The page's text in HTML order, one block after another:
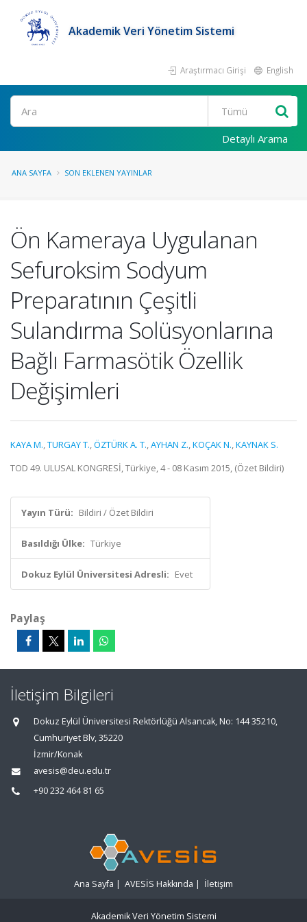
Akademik Veri Yönetim Sistemi
Araştırmacı Girişi English
Ara
Detaylı Arama
ANA SAYFA SON EKLENEN YAYINLAR
Ön Kameraya Uygulanan
Sefuroksim Sodyum
Preparatının Çeşitli
Sulandırma Solüsyonlarına
Bağlı Farmasötik Özellik
Değişimleri
KAYA M.,TURGAY T.,ÖZTÜRK A. T.,AYHAN Z.,KOÇAK N.,KAYNAK S.
TOD 49. ULUSAL KONGRESİ, Türkiye, 4 - 08 Kasım 2015, (Özet Bildiri)
Yayın Türü: Bildiri / Özet Bildiri
Basıldığı Ülke: Türkiye
Dokuz Eylül Üniversitesi Adresli: Evet
Paylaş
İletişim Bilgileri
Dokuz Eylül Üniversitesi Rektörlüğü Alsancak, No: 144 35210,
Cumhuriyet Blv, 35220
İzmir/Konak
avesis@deu.edu.tr
+90 232 464 81 65
Ana Sayfa | AVESİS Hakkında | İletişim
Akademik Veri Yönetim Sistemi